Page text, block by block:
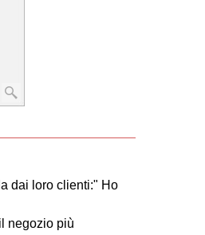
dai loro clienti:" Ho
negozio più